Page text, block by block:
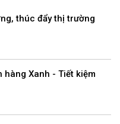
thúc đẩy thị trường
hàng Xanh - Tiết kiệm